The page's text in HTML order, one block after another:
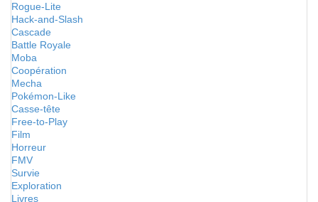
Rogue-Lite
Hack-and-Slash
Cascade
Battle Royale
Moba
Coopération
Mecha
Pokémon-Like
Casse-tête
Free-to-Play
Film
Horreur
FMV
Survie
Exploration
Livres